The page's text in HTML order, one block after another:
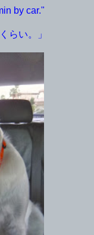
by car."
らい。」